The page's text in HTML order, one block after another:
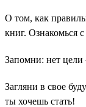
О том, как
книг. Ознакомься
Запомни: нет
Загляни в свое
ты хочешь стать!